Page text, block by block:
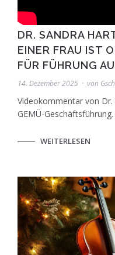
DR. SANDRA
EINER FRAU IST
FÜR FÜHRUNG
14. Dezember 2025 von
Videokommentar von
GEMÜ-
WEITERLESEN